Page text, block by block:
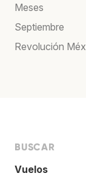
Meses
Septiembre
Revolución
BUSCAR
Vuelos